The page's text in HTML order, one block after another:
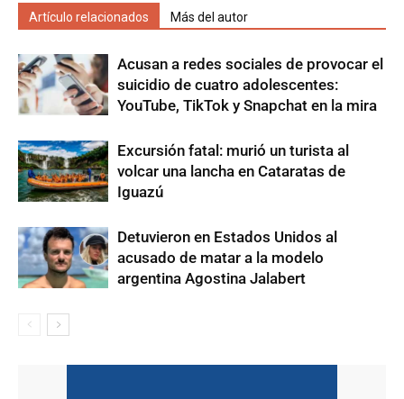
Artículo relacionados Más del autor
Acusan a redes sociales de provocar el
suicidio de cuatro adolescentes:
YouTube, TikTok y Snapchat en la mira
Excursión fatal: murió un turista al
volcar una lancha en Cataratas de
Iguazú
Detuvieron en Estados Unidos al
acusado de matar a la modelo
argentina Agostina Jalabert